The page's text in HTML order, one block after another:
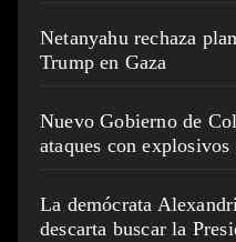
Netanyahu rechaza
Trump en Gaza
Nuevo Gobierno de
ataques con
La demócrata
descarta buscar la